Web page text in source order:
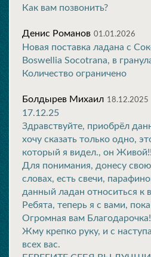
Как вам позвонить?
Денис Романов 01.01.2026
Новая поставка ладана с
Boswellia Socotrana, в
Количество ограничено
Болдырев Михаил 18.12.2025
17.12.25
Здравствуйте, приобрёл
хочу сказать только одно,
который я видел., он
Для понимания, донесу
словах, есть свечи,
данный ладан относиться к
Ребята, теперь я с вами,
Огромная вам
Жму крепко руку, и с
всех вас.